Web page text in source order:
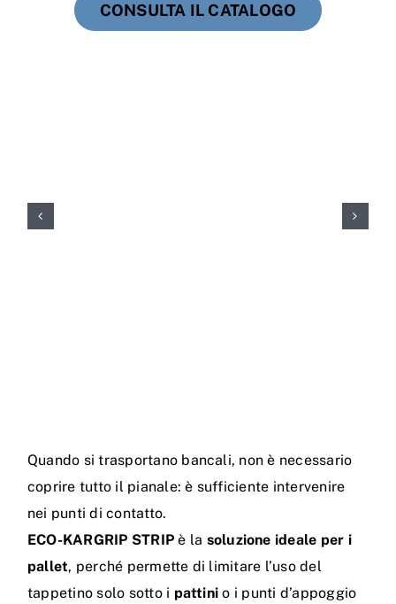
CONSULTA IL CATALOGO
Quando si trasportano bancali, non è necessario
coprire tutto il pianale: è sufficiente intervenire
nei punti di contatto.
ECO-KARGRIP STRIP è la soluzione ideale per i
pallet, perché permette di limitare l’uso del
tappetino solo sotto i pattini o i punti d’appoggio